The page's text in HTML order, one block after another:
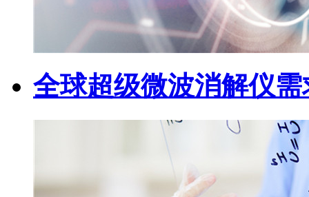
全球超级微波消解仪